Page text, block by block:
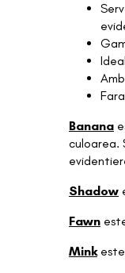
Banana
culoarea.
Shadow
Fawn
Minkeste